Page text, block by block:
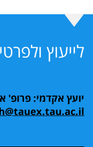
לייעוץ
יועץ אקדמי: פרופ'